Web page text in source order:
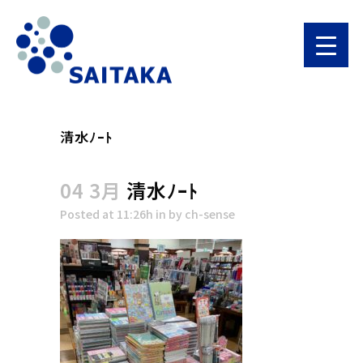
清水ﾉｰﾄ
04 3月 清水ﾉｰﾄ
Posted at 11:26h in by ch-sense